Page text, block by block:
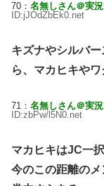
70： 名無しさん＠実
ID:jJOdZbEk0.net
キズナやシルバ
ら、マカヒキや
71： 名無しさん＠実
ID:zbPw/l5N0.net
マカヒキはJC一
今のこの距離の